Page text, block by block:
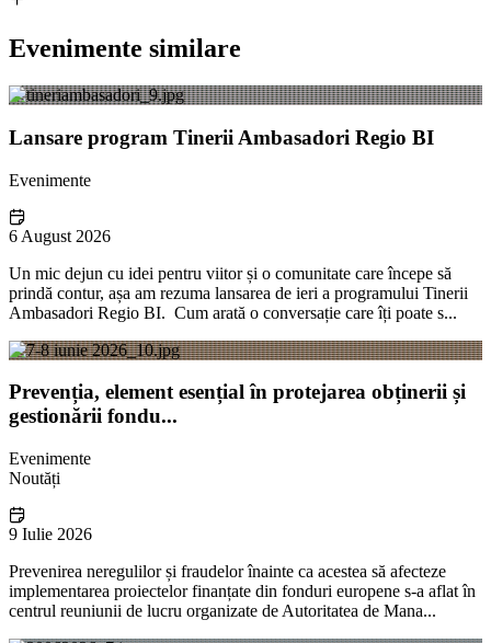
Evenimente similare
Lansare program Tinerii Ambasadori Regio BI
Evenimente
6 August 2026
Un mic dejun cu idei pentru viitor și o comunitate care începe să
prindă contur, așa am rezuma lansarea de ieri a programului Tinerii
Ambasadori Regio BI. Cum arată o conversație care îți poate s...
Prevenția, element esențial în protejarea obținerii și
gestionării fondu...
Evenimente
Noutăți
9 Iulie 2026
Prevenirea neregulilor și fraudelor înainte ca acestea să afecteze
implementarea proiectelor finanțate din fonduri europene s-a aflat în
centrul reuniunii de lucru organizate de Autoritatea de Mana...